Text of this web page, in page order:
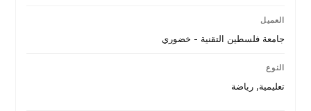
العميل
جامعة فلسطين التقنية - خضوري
النوع
تعليمية, رياضة